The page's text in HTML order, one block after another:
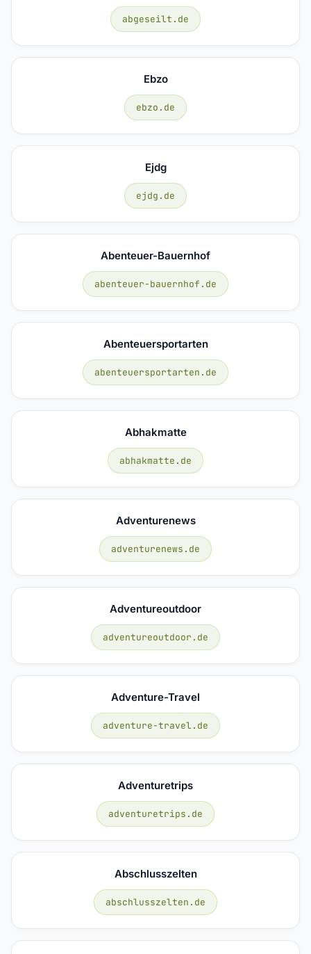
abgeseilt.de
Ebzo
ebzo.de
Ejdg
ejdg.de
Abenteuer-Bauernhof
abenteuer-bauernhof.de
Abenteuersportarten
abenteuersportarten.de
Abhakmatte
abhakmatte.de
Adventurenews
adventurenews.de
Adventureoutdoor
adventureoutdoor.de
Adventure-Travel
adventure-travel.de
Adventuretrips
adventuretrips.de
Abschlusszelten
abschlusszelten.de